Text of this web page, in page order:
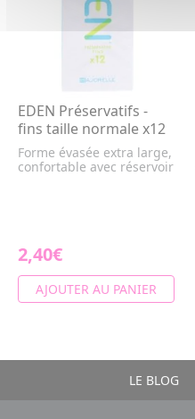
EDEN Préservatifs -
fins taille normale x12
Forme évasée extra large,
confortable avec réservoir
2,40€
AJOUTER AU PANIER
LE BLOG